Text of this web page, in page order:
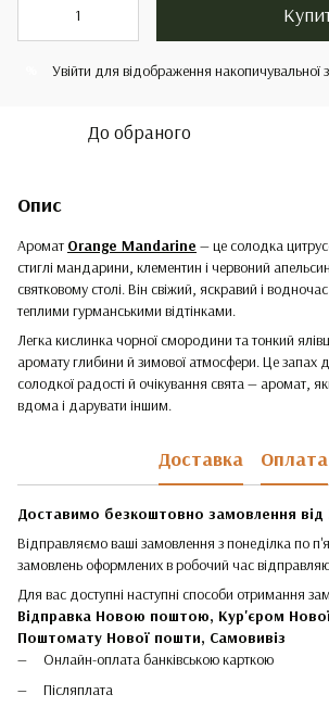
Увійти для відображення накопичувальної
До обраного
Опис
Аромат Orange Mandarine — це солодка
стиглі мандарини, клементин і червоний
святковому столі. Він свіжий, яскравий і
теплими гурманськими відтінками.
Легка кислинка чорної смородини та тонкий
аромату глибини й зимової атмосфери. Це запах
солодкої радості й очікування свята — аромат,
вдома і дарувати іншим.
Доставка Оплата
Доставимо безкоштовно замовлення від
Відправляємо ваші замовлення з понеділка по
замовлень оформлених в робочий час
Для вас доступні наступні способи отримання
Відправка Новою поштою, Кур'єром
Поштомату Нової пошти, Самовивіз
Онлайн-оплата банківською карткою
Післяплата